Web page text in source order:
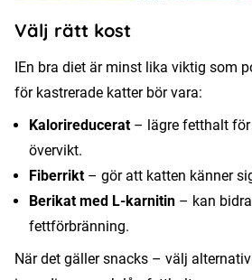
Välj rätt kost
IEn bra diet är minst lika viktig som
för kastrerade katter bör vara:
Kalorireducerat– lägre fetthalt
övervikt.
Fiberrikt– gör att katten känner
Berikat med L-karnitin – kan
fettförbränning.
När det gäller snacks – välj